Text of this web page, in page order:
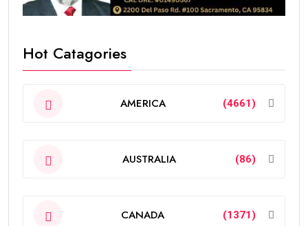
Hot Catagories
AMERICA (4661)
AUSTRALIA (86)
CANADA (1371)